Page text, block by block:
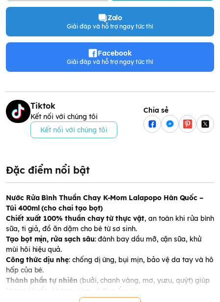
Zalo
Giải đáp và hỗ trợ ngay tức thì
Facebook
Giải đáp và hỗ trợ ngay tức thì
Tiktok
Kết nối với chúng tôi
Kết nối với chúng tôi
Chia sẻ
Đặc điểm nổi bật
Nước Rửa Bình Thuần Chay K-Mom Lalapopo Hàn Quốc –
Túi 400ml (cho chai tạo bọt)
Chiết xuất 100% thuần chay từ thực vật, an toàn khi rửa bình
sữa, ti giả, đồ ăn dặm cho bé từ sơ sinh.
Tạo bọt mịn, rửa sạch sâu: đánh bay dầu mỡ, cặn sữa, khử
mùi hôi hiệu quả.
Công thức dịu nhẹ: chống dị ứng, bụi mịn, bảo vệ da tay và hô
hấp của bé.
Thành phần tự nhiên (bưởi, chanh vàng, mơ, yuzu, quýt) giúp
kháng khuẩn, kháng viêm, dưỡng ẩm da.